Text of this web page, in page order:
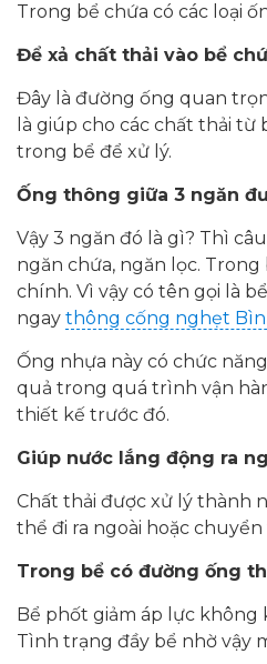
Trong bể chứa có các loại
Để xả chất thải vào bể
Đây là đường ống quan
là giúp cho các chất thải từ
trong bể để xử lý.
Ống thông giữa 3 ngăn
Vậy 3 ngăn đó là gì? Thì
ngăn chứa, ngăn lọc.
chính. Vì vậy có tên gọi là
ngay thông cống nghẹt
Ống nhựa này có chức
quả trong quá trình vận
thiết kế trước đó.
Giúp nước lắng động ra
Chất thải được xử lý thành
thể đi ra ngoài hoặc
Trong bể có đường ống
Bể phốt giảm áp lực không
Tình trạng đầy bể nhờ vậy